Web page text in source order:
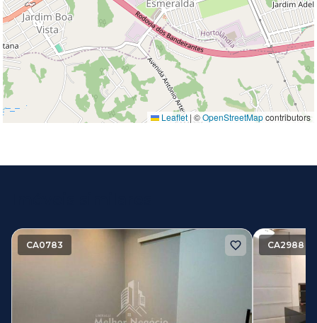
Leaflet | ©OpenStreetMapcontributors
CA0783 CA2988